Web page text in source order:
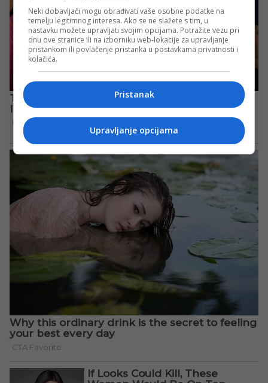
Neki dobavljači mogu obrađivati vaše osobne podatke na
temelju legitimnog interesa. Ako se ne slažete s tim, u
nastavku možete upravljati svojim opcijama. Potražite vezu pri
dnu ove stranice ili na izborniku web-lokacije za upravljanje
pristankom ili povlačenje pristanka u postavkama privatnosti i
kolačića.
Pristanak
Upravljanje opcijama